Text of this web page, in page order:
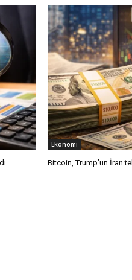
Ekonomi
Bitcoin, Trump’un İran